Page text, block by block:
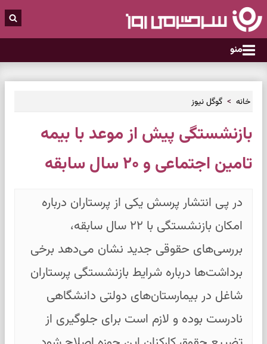
منو
خانه گوگل نیوز
بازنشستگی پیش از موعد با بیمه
تامین اجتماعی و ۲۰ سال سابقه
در پی انتشار پرسش یکی از پرستاران درباره
امکان بازنشستگی با ۲۲ سال سابقه،
بررسی‌های حقوقی جدید نشان می‌دهد برخی
برداشت‌ها درباره شرایط بازنشستگی پرستاران
شاغل در بیمارستان‌های دولتی دانشگاهی
نادرست بوده و لازم است برای جلوگیری از